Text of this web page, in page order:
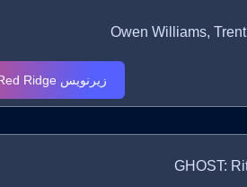
زیرنویس Ghosts of Red Ridge